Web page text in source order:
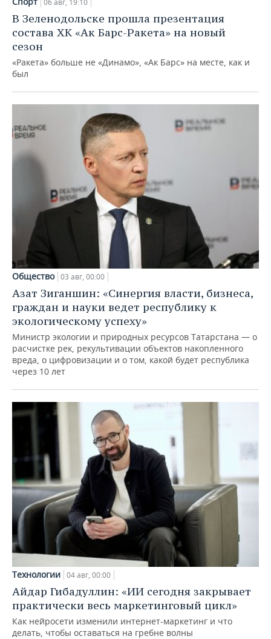
В Зеленодольске прошла презентация
состава ХК «Ак Барс-Ракета» на новый
сезон
«Ракета» больше не «Динамо», «Ак Барс» на месте, как и
был
Общество 03 авг, 00:00
Азат Зиганшин: «Синергия власти, бизнеса,
граждан и науки ведет республику к
экологическому успеху»
Министр экологии и природных ресурсов Татарстана — о
расчистке рек, рекультивации объектов накопленного
вреда, о цифровизации и о том, какой будет республика
через 10 лет
Технологии 04 авг, 00:00
Айдар Гибадуллин: «ИИ сегодня закрывает
практически весь маркетинговый цикл»
Как нейросети изменили интернет-маркетинг и что
делать, чтобы оставаться на гребне волны